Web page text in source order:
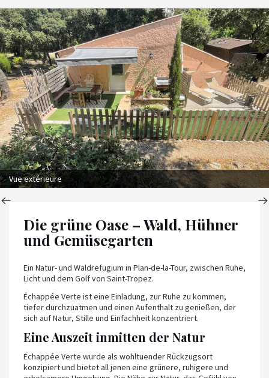
Vue extérieure
Die grüne Oase – Wald, Hühner
und Gemüsegarten
Ein Natur- und Waldrefugium in Plan-de-la-Tour, zwischen Ruhe,
Licht und dem Golf von Saint-Tropez.
Échappée Verte ist eine Einladung, zur Ruhe zu kommen,
tiefer durchzuatmen und einen Aufenthalt zu genießen, der
sich auf Natur, Stille und Einfachheit konzentriert.
Eine Auszeit inmitten der Natur
Échappée Verte wurde als wohltuender Rückzugsort
konzipiert und bietet all jenen eine grünere, ruhigere und